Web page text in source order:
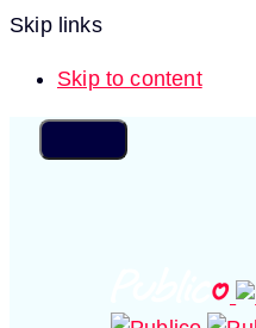
Skip links
Skip to content